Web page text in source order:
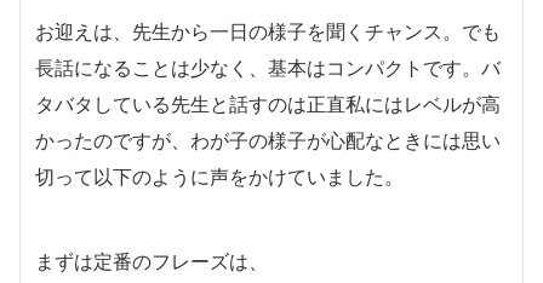
お迎えは、先生から一日の様子を聞くチャンス。でも
長話になることは少なく、基本はコンパクトです。バ
タバタしている先生と話すのは正直私にはレベルが高
かったのですが、わが子の様子が心配なときには思い
切って以下のように声をかけていました。
まずは定番のフレーズは、